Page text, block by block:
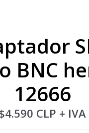
BNC
12666
CLP + IVA